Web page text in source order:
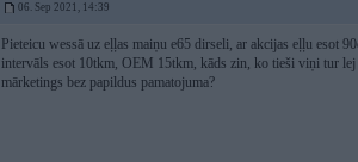
06. Sep 2021, 14:39
Pieteicu wessā uz eļļas maiņu e65 dirseli, ar akcijas eļļu esot
intervāls esot 10tkm, OEM 15tkm, kāds zin, ko tieši viņi tur
mārketings bez papildus pamatojuma?